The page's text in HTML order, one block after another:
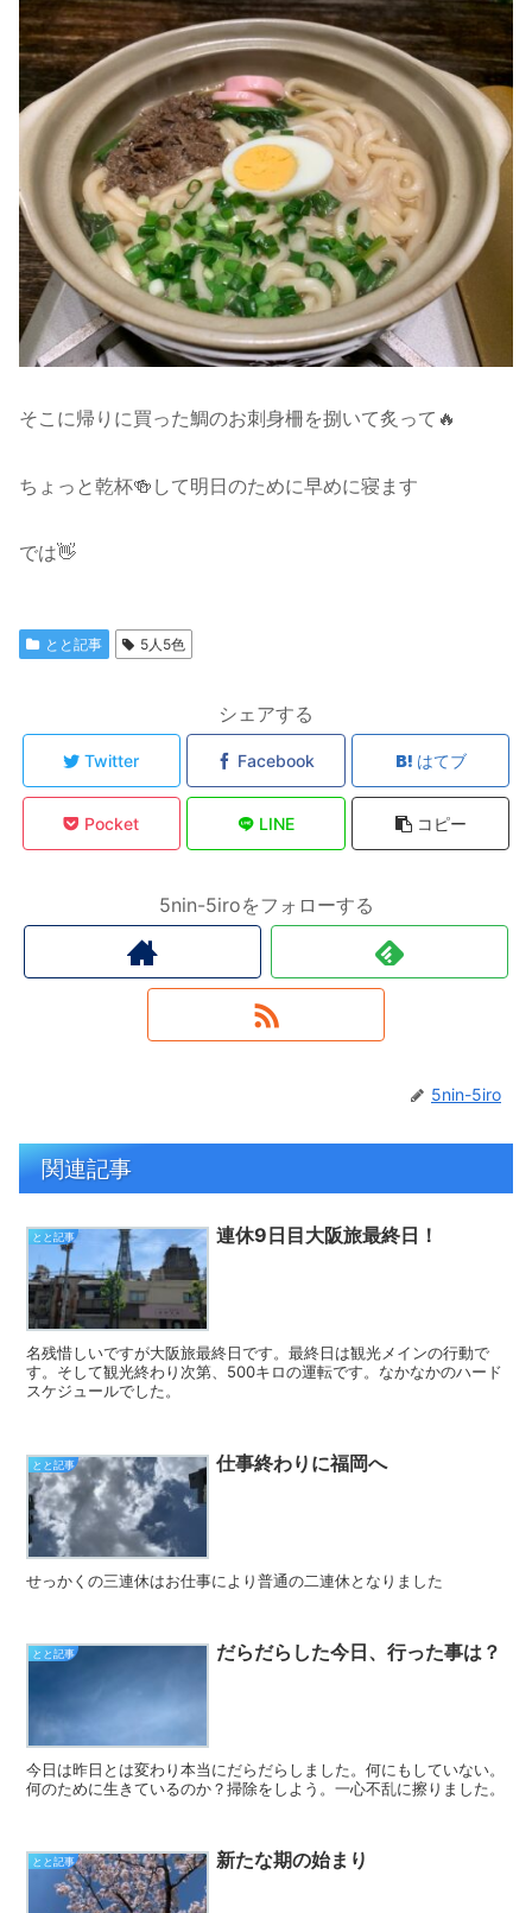
そこに帰りに買った鯛のお刺身柵を捌いて炙って🔥
ちょっと乾杯🍻して明日のために早めに寝ます
では👋
とと記事 5人5色
シェアする
Twitter Facebook はてブ
Pocket LINE コピー
5nin-5iroをフォローする
5nin-5iro
関連記事
とと記事 連休9日目大阪旅最終日！
名残惜しいですが大阪旅最終日です。最終日は観光メインの行動で
す。そして観光終わり次第、500キロの運転です。なかなかのハード
スケジュールでした。
とと記事 仕事終わりに福岡へ
せっかくの三連休はお仕事により普通の二連休となりました
とと記事 だらだらした今日、行った事は？
今日は昨日とは変わり本当にだらだらしました。何にもしていない。
何のために生きているのか？掃除をしよう。一心不乱に擦りました。
とと記事 新たな期の始まり